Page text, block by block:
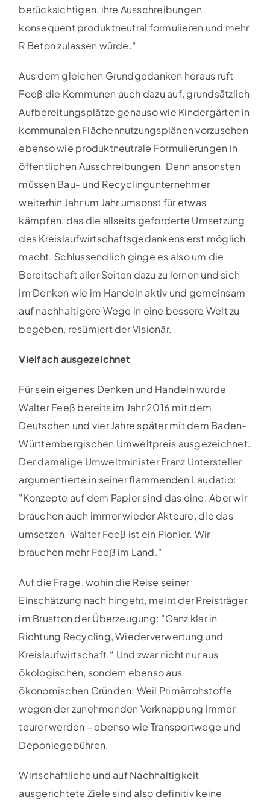
berücksichtigen, ihre Ausschreibungen
konsequent produktneutral formulieren und mehr
R Beton zulassen würde.“
Aus dem gleichen Grundgedanken heraus ruft
Feeß die Kommunen auch dazu auf, grundsätzlich
Aufbereitungsplätze genauso wie Kindergärten in
kommunalen Flächennutzungsplänen vorzusehen
ebenso wie produktneutrale Formulierungen in
öffentlichen Ausschreibungen. Denn ansonsten
müssen Bau- und Recyclingunternehmer
weiterhin Jahr um Jahr umsonst für etwas
kämpfen, das die allseits geforderte Umsetzung
des Kreislaufwirtschaftsgedankens erst möglich
macht. Schlussendlich ginge es also um die
Bereitschaft aller Seiten dazu zu lernen und sich
im Denken wie im Handeln aktiv und gemeinsam
auf nachhaltigere Wege in eine bessere Welt zu
begeben, resümiert der Visionär.
Vielfach ausgezeichnet
Für sein eigenes Denken und Handeln wurde
Walter Feeß bereits im Jahr 2016 mit dem
Deutschen und vier Jahre später mit dem Baden-
Württembergischen Umweltpreis ausgezeichnet.
Der damalige Umweltminister Franz Untersteller
argumentierte in seiner flammenden Laudatio:
"Konzepte auf dem Papier sind das eine. Aber wir
brauchen auch immer wieder Akteure, die das
umsetzen. Walter Feeß ist ein Pionier. Wir
brauchen mehr Feeß im Land."
Auf die Frage, wohin die Reise seiner
Einschätzung nach hingeht, meint der Preisträger
im Brustton der Überzeugung: "Ganz klar in
Richtung Recycling, Wiederverwertung und
Kreislaufwirtschaft.“ Und zwar nicht nur aus
ökologischen, sondern ebenso aus
ökonomischen Gründen: Weil Primärrohstoffe
wegen der zunehmenden Verknappung immer
teurer werden – ebenso wie Transportwege und
Deponiegebühren.
Wirtschaftliche und auf Nachhaltigkeit
ausgerichtete Ziele sind also definitiv keine